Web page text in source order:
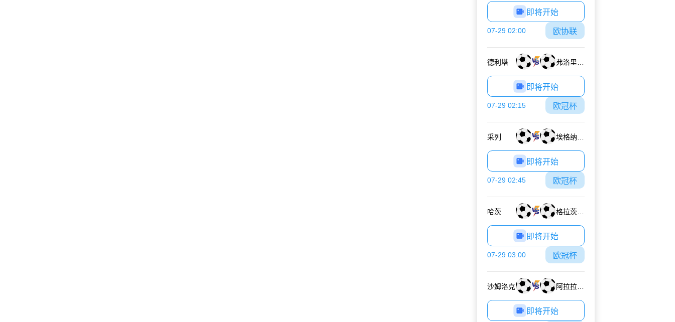
即将开始
07-29 02:00 欧协联
德利塔
即将开始
07-29 02:15 欧冠杯
采列
即将开始
07-29 02:45 欧冠杯
哈茨
即将开始
07-29 03:00 欧冠杯
沙姆洛克 阿拉拉特亚美尼亚
即将开始